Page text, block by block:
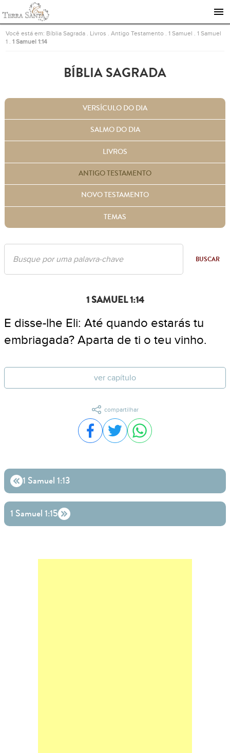
Ir para a página inicial
Você está em: Bíblia Sagrada Livros .Antigo Testamento .1 Samuel .1 Samuel
1 .1 Samuel 1:14
BÍBLIA SAGRADA
VERSÍCULO DO DIA
SALMO DO DIA
LIVROS
ANTIGO TESTAMENTO
NOVO TESTAMENTO
TEMAS
BUSCAR
1 SAMUEL 1:14
E disse-lhe Eli: Até quando estarás tu
embriagada? Aparta de ti o teu vinho.
ver capítulo
compartilhar
Compartilhar no Facebook
Compartilhar no Twitter
Compartilhar no
1 Samuel 1:13
1 Samuel 1:15